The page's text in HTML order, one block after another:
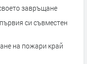
завръщане
на пожари край